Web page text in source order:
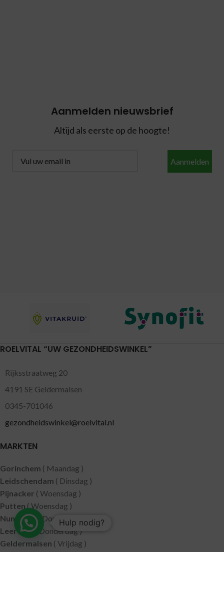
Aanmelden nieuwsbrief
Altijd als eerste op de hoogte!
Aanmelden
ROELVITAL “UW GEZONDHEIDSWINKEL”
Rijksstraatweg 20
4191 SE Geldermalsen
0345-701046
gezondheidswinkel@roelvital.nl
MARKTEN
Gorinchem ( Maandag )
Leidschendam ( Dinsdag )
Pijnacker ( Woensdag )
Putten( Woensdag )
Nunspeet( Donderdag )
Leerdam( Donderdag )
Geldermalsen ( Vrijdag )
Hulp nodig?